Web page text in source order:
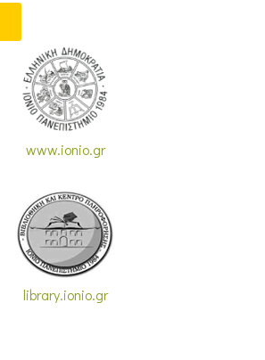
www.ionio.gr
library.ionio.gr